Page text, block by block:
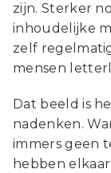
zijn. Sterker
inhoudelijke
zelf
mensen
Dat beeld is
nadenken.
immers geen
hebben